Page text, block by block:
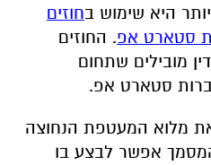
היא שימוש בחוזים
סטארט אפ. החוזים
מובילים שתחום
סטארט אפ.
מלוא המעטפת הנחוצה
אפשר לבצע בו